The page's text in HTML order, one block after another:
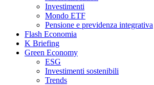
Investimenti
Mondo ETF
Pensione e previdenza integrativa
Flash Economia
K Briefing
Green Economy
ESG
Investimenti sostenibili
Trends